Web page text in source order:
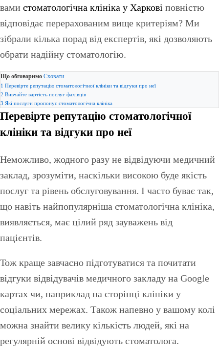
вами стоматологічна клініка у Харкові повністю
відповідає перерахованим вище критеріям? Ми
зібрали кілька порад від експертів, які дозволяють
обрати надійну стоматологію.
Що обговоримо Сховати
1 Перевірте репутацію стоматологічної клініки та відгуки про неї
2 Вивчайте вартість послуг фахівців
3 Які послуги пропонує стоматологічна клініка
Перевірте репутацію стоматологічної
клініки та відгуки про неї
Неможливо, жодного разу не відвідуючи медичний
заклад, зрозуміти, наскільки високою буде якість
послуг та рівень обслуговування. І часто буває так,
що навіть найпопулярніша стоматологічна клініка,
виявляється, має цілий ряд зауважень від
пацієнтів.
Тож краще завчасно підготуватися та почитати
відгуки відвідувачів медичного закладу на Google
картах чи, наприклад на сторінці клініки у
соціальних мережах. Також напевно у вашому колі
можна знайти велику кількість людей, які на
регулярній основі відвідують стоматолога.